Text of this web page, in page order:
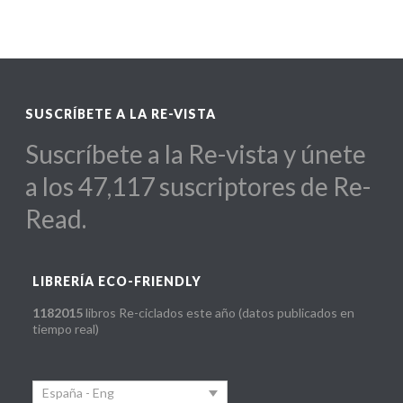
SUSCRÍBETE A LA RE-VISTA
Suscríbete a la Re-vista y únete
a los 47,117 suscriptores de Re-
Read.
LIBRERÍA ECO-FRIENDLY
1182015libros Re-ciclados este año (datos publicados en
tiempo real)
España - Eng